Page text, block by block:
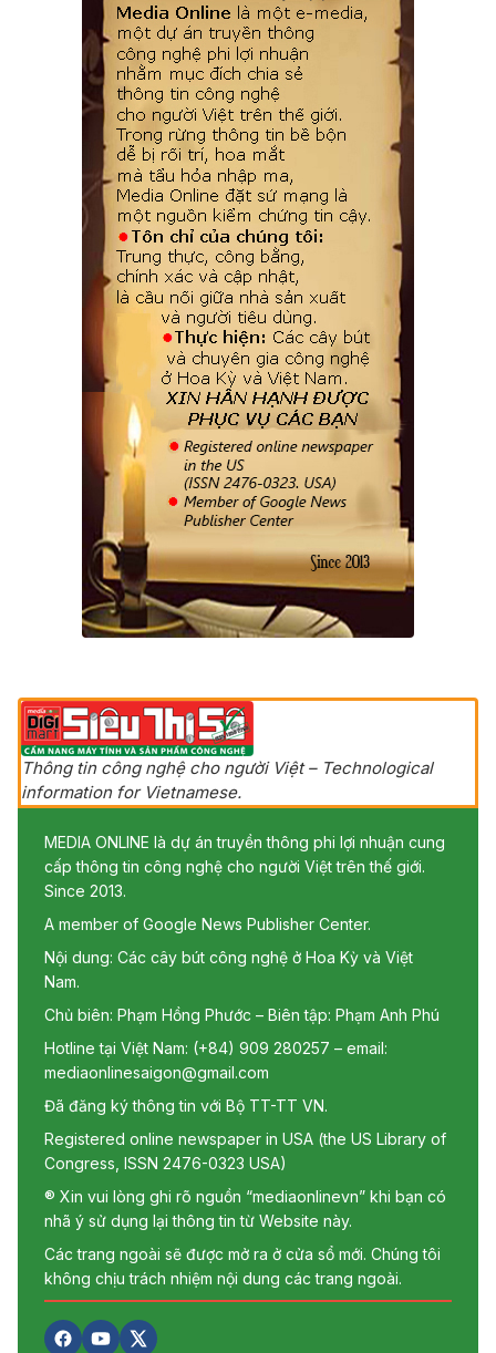
Thông tin công nghệ cho người Việt – Technological
information for Vietnamese.
MEDIA ONLINE là dự án truyền thông phi lợi nhuận cung
cấp thông tin công nghệ cho người Việt trên thế giới.
Since 2013.
A member of Google News Publisher Center.
Nội dung: Các cây bút công nghệ ở Hoa Kỳ và Việt
Nam.
Chủ biên: Phạm Hồng Phước – Biên tập: Phạm Anh Phú
Hotline tại Việt Nam: (+84) 909 280257 – email:
mediaonlinesaigon@gmail.com
Đã đăng ký thông tin với Bộ TT-TT VN.
Registered online newspaper in USA (the US Library of
Congress, ISSN 2476-0323 USA)
® Xin vui lòng ghi rõ nguồn “mediaonlinevn” khi bạn có
nhã ý sử dụng lại thông tin từ Website này.
Các trang ngoài sẽ được mở ra ở cửa sổ mới. Chúng tôi
không chịu trách nhiệm nội dung các trang ngoài.